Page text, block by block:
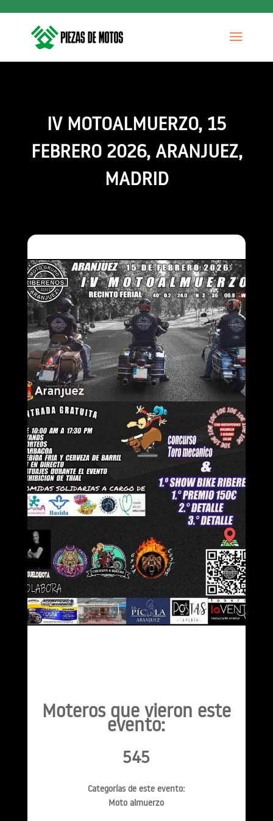
IV MOTOALMUERZO, 15
FEBRERO 2026, ARANJUEZ,
MADRID
Moteros que vieron este
evento:
545
Categorías de este evento:
Moto almuerzo